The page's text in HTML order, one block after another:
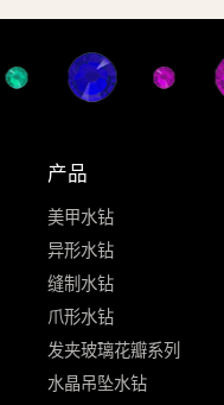
产品
美甲水钻
异形水钻
缝制水钻
爪形水钻
发夹玻璃花瓣系列
水晶吊坠水钻